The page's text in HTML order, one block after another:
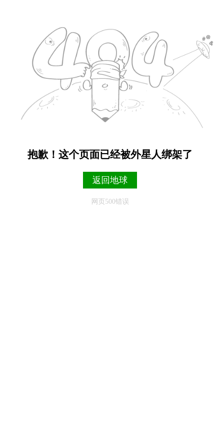
抱歉！这个页面已经被外星人绑架了
返回地球
网页500错误